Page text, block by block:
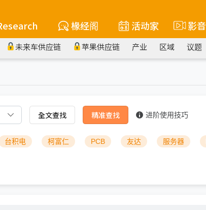
椽经阁 活动家 影音
未来车供应链 苹果供应链 产业 区域 议题
全文查找 精准查找 进阶使用技巧
台积电 柯富仁 PCB 友达 服务器